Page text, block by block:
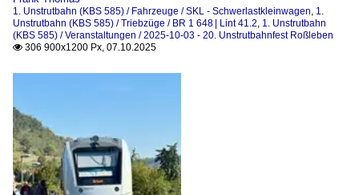
1. Unstrutbahn (KBS 585) / Fahrzeuge / SKL - Schwerlastkleinwagen 1.
Unstrutbahn (KBS 585) / Triebzüge / BR 1 648 | Lint 41.2 1. Unstrutbahn
(KBS 585) / Veranstaltungen / 2025-10-03 - 20. Unstrutbahnfest Roßleben
 306 900x1200 Px, 07.10.2025